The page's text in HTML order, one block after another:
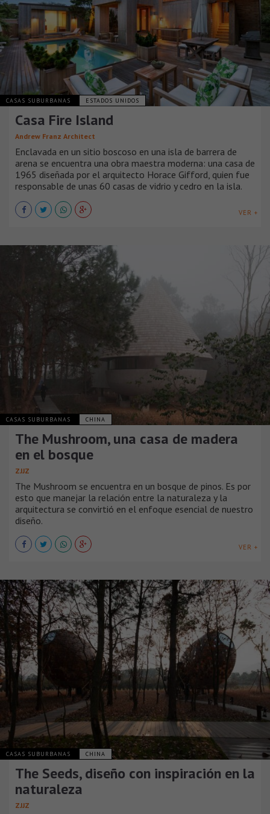
CASAS SUBURBANAS ESTADOS UNIDOS
Casa Fire Island
Andrew Franz Architect
Enclavada en un sitio boscoso en una isla de barrera de
arena se encuentra una obra maestra moderna: una casa de
1965 diseñada por el arquitecto Horace Gifford, quien fue
responsable de unas 60 casas de vidrio y cedro en la isla.
VER +
CASAS SUBURBANAS CHINA
The Mushroom, una casa de madera
en el bosque
ZJJZ
The Mushroom se encuentra en un bosque de pinos. Es por
esto que manejar la relación entre la naturaleza y la
arquitectura se convirtió en el enfoque esencial de nuestro
diseño.
VER +
CASAS SUBURBANAS CHINA
The Seeds, diseño con inspiración en la
naturaleza
ZJJZ